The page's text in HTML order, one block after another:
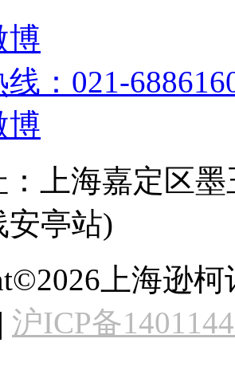
博
：021-
博
上海嘉定区
安亭站)
上海逊
沪ICP备